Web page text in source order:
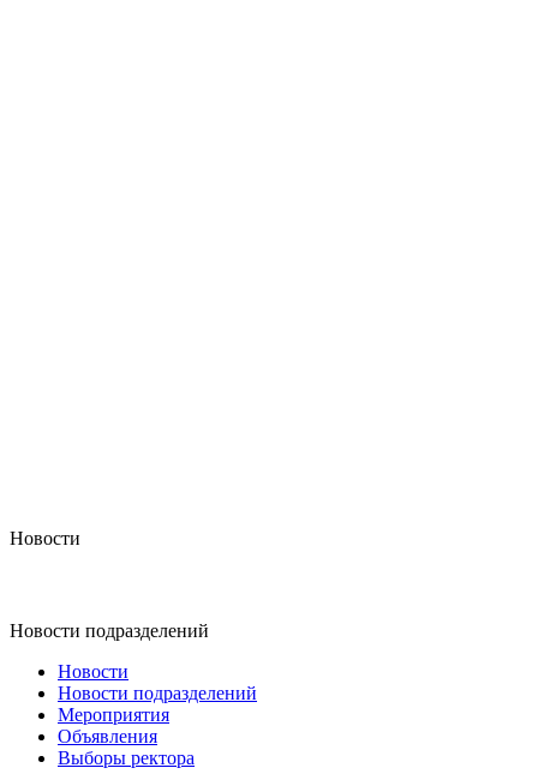
Новости
Новости подразделений
Новости
Новости подразделений
Мероприятия
Объявления
Выборы ректора